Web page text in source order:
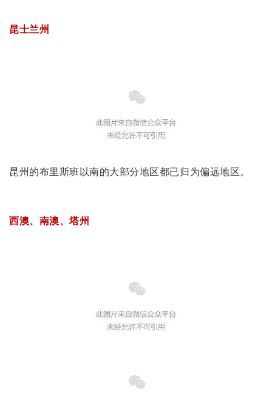
昆士兰州
昆州的布里斯班以南的大部分地区都已归为偏远地区。
西澳、南澳、塔州